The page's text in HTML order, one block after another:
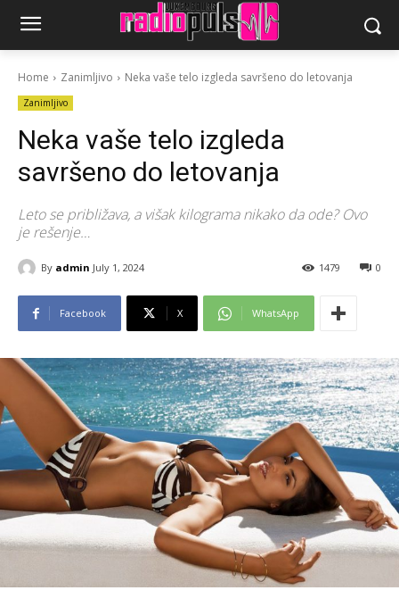
Home Zanimljivo Neka vaše telo izgleda savršeno do letovanja
Zanimljivo
Neka vaše telo izgleda
savršeno do letovanja
Leto se približava, a višak kilograma nikako da ode? Ovo
je rešenje…
By admin July 1, 2024 0
1479
Facebook X WhatsApp